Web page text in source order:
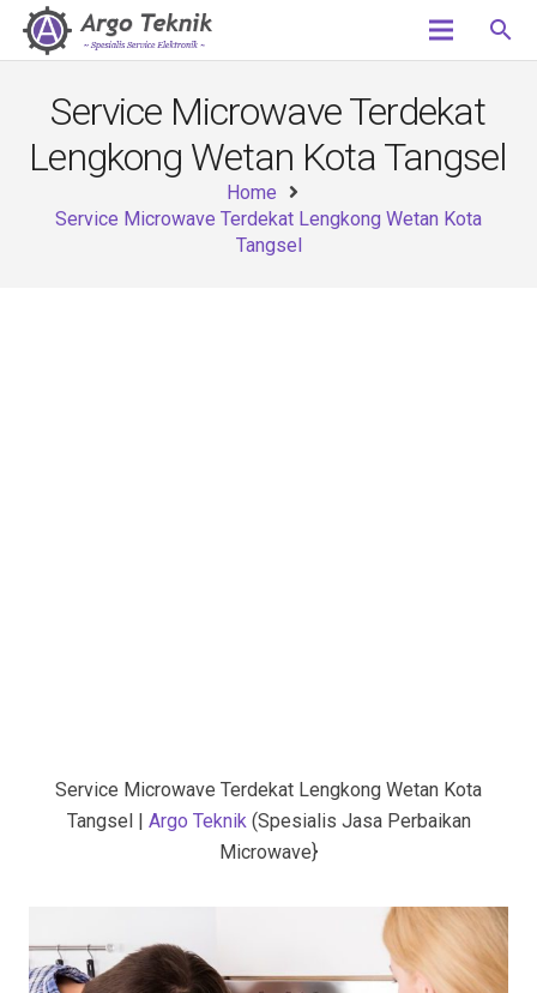
search
Service Microwave Terdekat
Lengkong Wetan Kota Tangsel
Home
Service Microwave Terdekat Lengkong Wetan Kota
Tangsel
Service Microwave Terdekat Lengkong Wetan Kota
Tangsel | Argo Teknik (Spesialis Jasa Perbaikan
Microwave}